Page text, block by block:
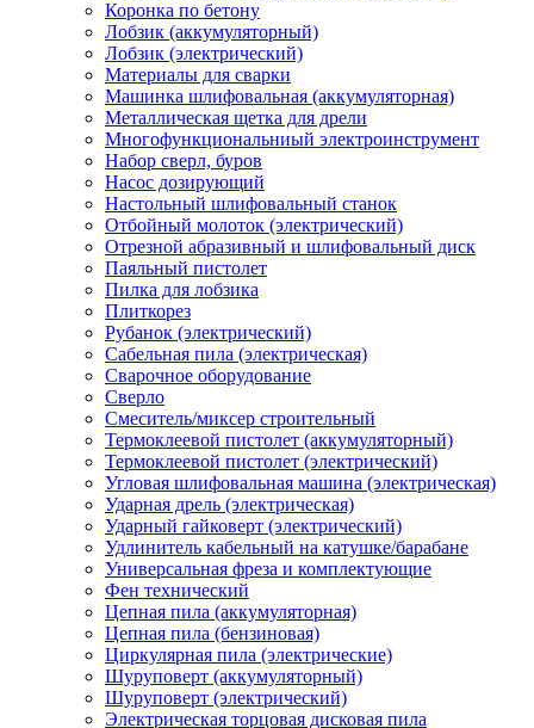
Коронка по бетону
Лобзик (аккумуляторный)
Лобзик (электрический)
Материалы для сварки
Машинка шлифовальная (аккумуляторная)
Металлическая щетка для дрели
Многофункциональниый электроинструмент
Набор сверл, буров
Насос дозирующий
Настольный шлифовальный станок
Отбойный молоток (электрический)
Отрезной абразивный и шлифовальный диск
Паяльный пистолет
Пилка для лобзика
Плиткорез
Рубанок (электрический)
Сабельная пила (электрическая)
Сварочное оборудование
Сверло
Смеситель/миксер строительный
Термоклеевой пистолет (аккумуляторный)
Термоклеевой пистолет (электрический)
Угловая шлифовальная машина (электрическая)
Ударная дрель (электрическая)
Ударный гайковерт (электрический)
Удлинитель кабельный на катушке/барабане
Универсальная фреза и комплектующие
Фен технический
Цепная пила (аккумуляторная)
Цепная пила (бензиновая)
Циркулярная пила (электрические)
Шуруповерт (аккумуляторный)
Шуруповерт (электрический)
Электрическая торцовая дисковая пила